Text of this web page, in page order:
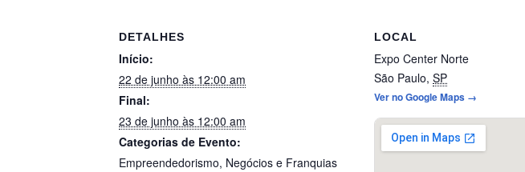
DETALHES
Início:
22 de junho às 12:00 am
Final:
23 de junho às 12:00 am
Categorias de Evento:
Empreendedorismo, Negócios e Franquias
LOCAL
Expo Center Norte
São Paulo, SP
Ver no Google Maps →